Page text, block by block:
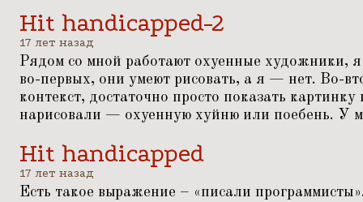
Hit handicapped-2
17 лет назад
Рядом со мной работают охуенные художники,
во-первых, они умеют рисовать, а я — нет. Во-
контекст, достаточно просто показать
нарисовали — охуенную хуйню или поебень. У
Hit handicapped
17 лет назад
Есть такое выражение – «писали